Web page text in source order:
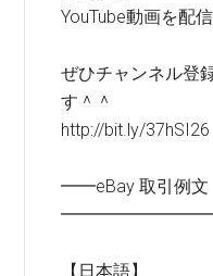
YouTube動画を配
ぜひチャンネル登
す＾＾
http://bit.ly/37hSI26
━━eBay 取引例文
【日本語】